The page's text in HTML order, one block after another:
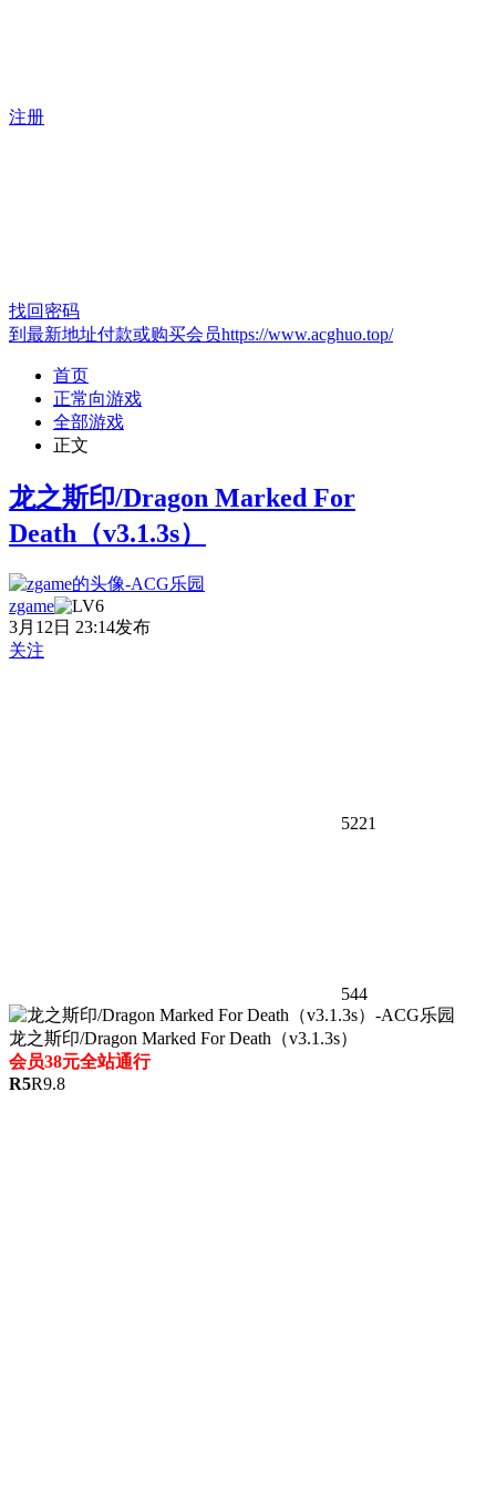
注册
找回密码
到最新地址付款或购买会员https://www.acghuo.top/
首页
正常向游戏
全部游戏
正文
龙之斯印/Dragon Marked For
Death（v3.1.3s）
zgame
3月12日 23:14发布
关注
5221
544
龙之斯印/Dragon Marked For Death（v3.1.3s）
会员38元全站通行
R5R9.8